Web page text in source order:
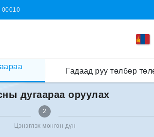
00010
Гадаад руу төлбөр
дугаараа оруулах
2
Цэнэглэх мөнгөн дүн